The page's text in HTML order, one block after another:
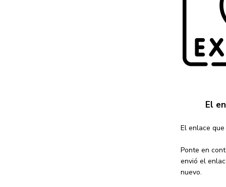
El
El enlace
Ponte en
envió el
nuevo.